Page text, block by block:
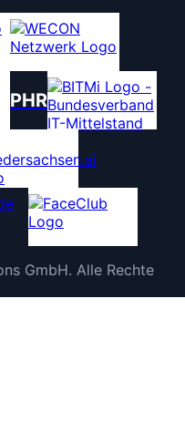
PHR
GmbH. Alle Rechte